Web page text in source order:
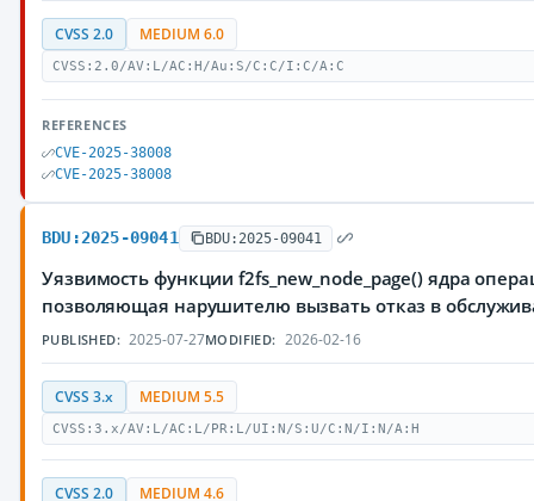
CVSS 2.0 MEDIUM 6.0
CVSS:2.0/AV:L/AC:H/Au:S/C:C/I:C/A:C
REFERENCES
CVE-2025-38008
CVE-2025-38008
BDU:2025-09041 BDU:2025-09041
Уязвимость функции f2fs_new_node_page() ядра
позволяющая нарушителю вызвать отказ в
PUBLISHED: 2025-07-27MODIFIED: 2026-02-16
CVSS 3.x MEDIUM 5.5
CVSS:3.x/AV:L/AC:L/PR:L/UI:N/S:U/C:N/I:N/A:H
CVSS 2.0 MEDIUM 4.6